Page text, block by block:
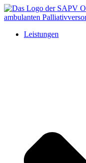
Leistungen